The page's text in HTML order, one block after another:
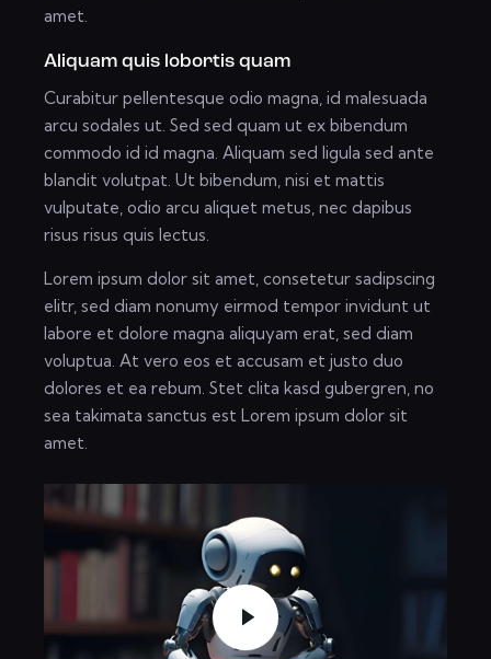
amet.
Aliquam quis lobortis quam
Curabitur pellentesque odio magna, id malesuada
arcu sodales ut. Sed sed quam ut ex bibendum
commodo id id magna. Aliquam sed ligula sed ante
blandit volutpat. Ut bibendum, nisi et mattis
vulputate, odio arcu aliquet metus, nec dapibus
risus risus quis lectus.
Lorem ipsum dolor sit amet, consetetur sadipscing
elitr, sed diam nonumy eirmod tempor invidunt ut
labore et dolore magna aliquyam erat, sed diam
voluptua. At vero eos et accusam et justo duo
dolores et ea rebum. Stet clita kasd gubergren, no
sea takimata sanctus est Lorem ipsum dolor sit
amet.